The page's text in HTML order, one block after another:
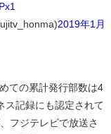
2019年1月
ての累計発行部数は4
ス記録にも認定されて
フジテレビで放送さ